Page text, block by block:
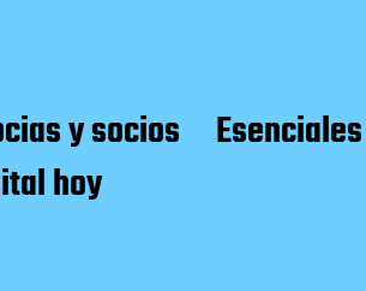
y socios
Esenciales
hoy